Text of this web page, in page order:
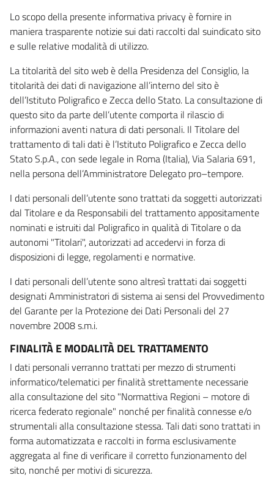
Lo scopo della presente informativa privacy è fornire in
maniera trasparente notizie sui dati raccolti dal suindicato sito
e sulle relative modalità di utilizzo.
La titolarità del sito web è della Presidenza del Consiglio, la
titolarità dei dati di navigazione all’interno del sito è
dell’Istituto Poligrafico e Zecca dello Stato. La consultazione di
questo sito da parte dell’utente comporta il rilascio di
informazioni aventi natura di dati personali. Il Titolare del
trattamento di tali dati è l’Istituto Poligrafico e Zecca dello
Stato S.p.A., con sede legale in Roma (Italia), Via Salaria 691,
nella persona dell’Amministratore Delegato pro–tempore.
I dati personali dell’utente sono trattati da soggetti autorizzati
dal Titolare e da Responsabili del trattamento appositamente
nominati e istruiti dal Poligrafico in qualità di Titolare o da
autonomi "Titolari", autorizzati ad accedervi in forza di
disposizioni di legge, regolamenti e normative.
I dati personali dell’utente sono altresì trattati dai soggetti
designati Amministratori di sistema ai sensi del Provvedimento
del Garante per la Protezione dei Dati Personali del 27
novembre 2008 s.m.i.
FINALITÀ E MODALITÀ DEL TRATTAMENTO
I dati personali verranno trattati per mezzo di strumenti
informatico/telematici per finalità strettamente necessarie
alla consultazione del sito "Normattiva Regioni – motore di
ricerca federato regionale" nonché per finalità connesse e/o
strumentali alla consultazione stessa. Tali dati sono trattati in
forma automatizzata e raccolti in forma esclusivamente
aggregata al fine di verificare il corretto funzionamento del
sito, nonché per motivi di sicurezza.